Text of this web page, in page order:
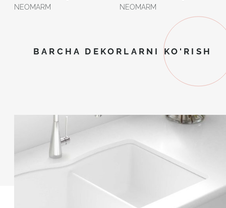
NEOMARM NEOMARM
BARCHA DEKORLARNI KO'RISH